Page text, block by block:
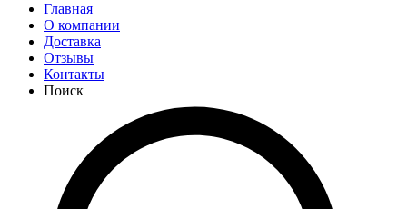
Главная
О компании
Доставка
Отзывы
Контакты
Поиск